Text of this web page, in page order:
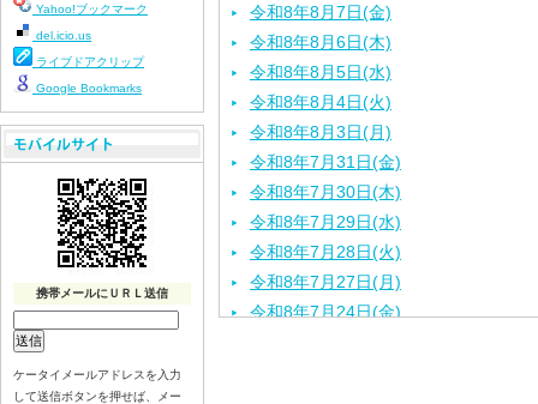
令和8年8月7日(金)
令和8年8月6日(木)
令和8年8月5日(水)
令和8年8月4日(火)
令和8年8月3日(月)
令和8年7月31日(金)
令和8年7月30日(木)
令和8年7月29日(水)
令和8年7月28日(火)
令和8年7月27日(月)
令和8年7月24日(金)
Yahoo!ブックマーク
del.icio.us
ライブドアクリップ
Google Bookmarks
携帯メールにＵＲＬ送信
ケータイメールアドレスを入力
して送信ボタンを押せば、メー